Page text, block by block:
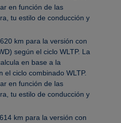
en función de las
tu estilo de conducción y
km para la versión con
según el ciclo WLTP. La
en base a la
ciclo combinado WLTP.
en función de las
tu estilo de conducción y
km para la versión con